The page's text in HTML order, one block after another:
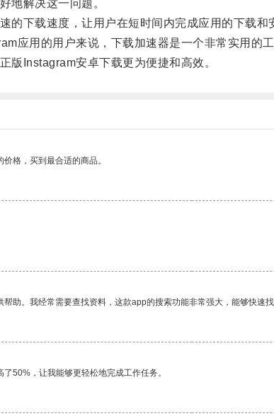
解决这一问题。
下载速度，让用户在短时间内完成应用的下载和
用的用户来说，下载加速器是一个非常实用的工
Instagram安卓下载更为便捷和高效。
格，买到最合适的商品。
助。我经常需要查找资料，这款app的搜索功能非常强大，能够快速找
50%，让我能够更轻松地完成工作任务。